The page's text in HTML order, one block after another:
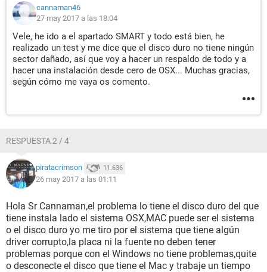
cannaman46
27 may 2017 a las 18:04
Vele, he ido a el apartado SMART y todo está bien, he
realizado un test y me dice que el disco duro no tiene ningún
sector dañado, así que voy a hacer un respaldo de todo y a
hacer una instalación desde cero de OSX... Muchas gracias,
según cómo me vaya os comento.
RESPUESTA 2 / 4
piratacrimson 11.636
26 may 2017 a las 01:11
Hola Sr Cannaman,el problema lo tiene el disco duro del que
tiene instala lado el sistema OSX,MAC puede ser el sistema
o el disco duro yo me tiro por el sistema que tiene algún
driver corrupto,la placa ni la fuente no deben tener
problemas porque con el Windows no tiene problemas,quite
o desconecte el disco que tiene el Mac y trabaje un tiempo